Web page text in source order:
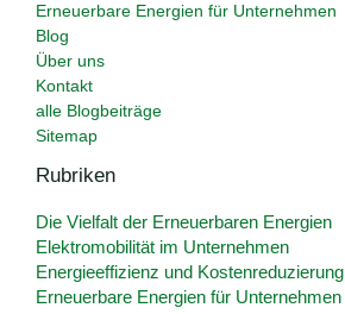
Erneuerbare Energien für Unternehmen
Blog
Über uns
Kontakt
alle Blogbeiträge
Sitemap
Rubriken
Die Vielfalt der Erneuerbaren Energien
Elektromobilität im Unternehmen
Energieeffizienz und Kostenreduzierung
Erneuerbare Energien für Unternehmen